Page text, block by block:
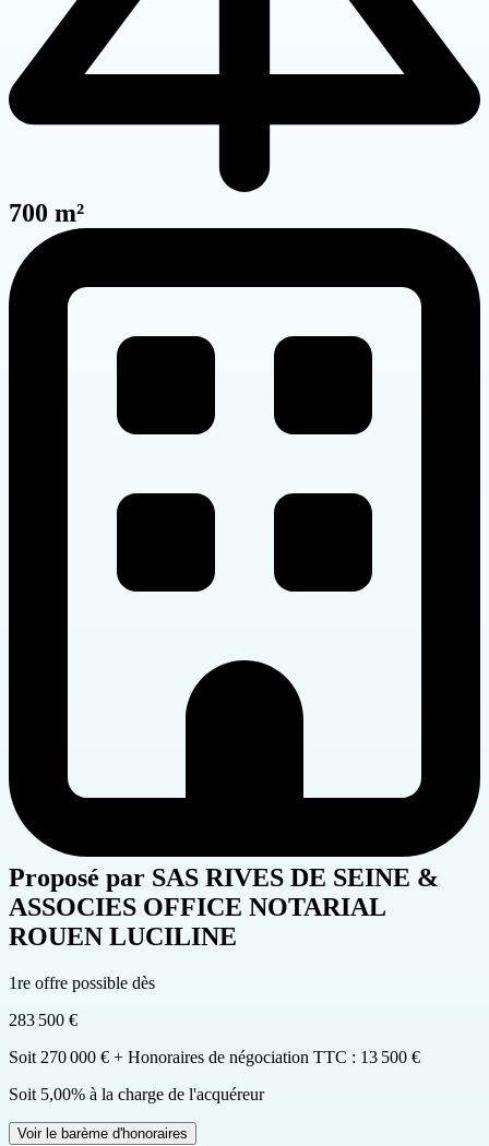
700 m²
Proposé par SAS RIVES DE SEINE &
ASSOCIES OFFICE NOTARIAL
ROUEN LUCILINE
1re offre possible dès
283 500 €
Soit 270 000 € + Honoraires de négociation TTC : 13 500 €
Soit 5,00% à la charge de l'acquéreur
Voir le barème d'honoraires